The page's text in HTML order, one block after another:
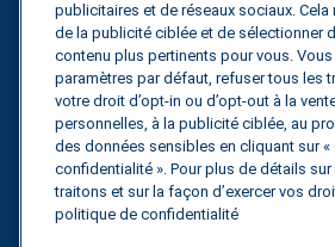
Calculateur d'optimisation des
Suivi des tarifs
Contactez nous
publicitaires et de réseaux sociaux.
de la publicité ciblée et de sélectionner
contenu plus pertinents pour vous.
paramètres par défaut, refuser tous les
votre droit d’opt-in ou d’opt-out à la
personnelles, à la publicité ciblée, au
des données sensibles en cliquant sur «
confidentialité ». Pour plus de détails
traitons et sur la façon d’exercer vos
politique de confidentialité